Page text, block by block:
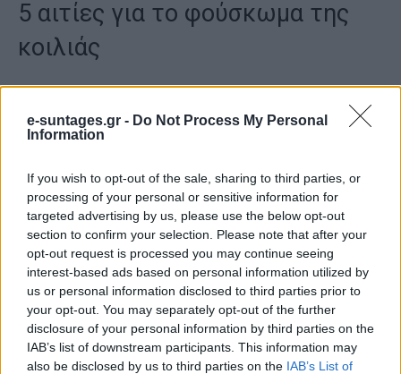
e-suntages.gr - Do Not Process My Personal
Information
If you wish to opt-out of the sale, sharing to third parties, or
processing of your personal or sensitive information for
targeted advertising by us, please use the below opt-out
section to confirm your selection. Please note that after your
opt-out request is processed you may continue seeing
interest-based ads based on personal information utilized by
us or personal information disclosed to third parties prior to
your opt-out. You may separately opt-out of the further
disclosure of your personal information by third parties on the
IAB’s list of downstream participants. This information may
also be disclosed by us to third parties on the IAB’s List of
5 αιτίες για το φούσκωμα της
κοιλιάς
Μεταξύ αυτών είναι τα αντισυλληπτικά λόγω της επίδρασης
των οιστρογόνων στο γαστρεντερικό καθώς επίσης ορισμένα
και τα καλά βακτήρια που είναι απαραίτητα για την υγεία του
εντέρου. Το αποτέλεσμα είναι δυσκοιλιότητα και αέρια.
Καλό είναι να περιορίσεις τη χρήση από το καλαμάκι
πίνεις τα ροφήματά σου. Θα πρέπει να το αποφεύγεις όσο
πιο πολύ μπορείς μιας και κατά την κατάπιση, καταπίνεις και
τον αέρα, ο οποίος καταλήγει στο έντερο, προκαλώντας σου
φούσκωμα.